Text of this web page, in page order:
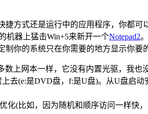
方式还是运行中的应用程序，你都可
机器上猛击Win+5来新开一个Notepad2。
你的系统只在你需要的地方显示你要
数上网本一样，它没有内置光驱，我也
去(e:是DVD盘，f:是U盘)。从U盘启
化(比如，因为随机和顺序访问一样快